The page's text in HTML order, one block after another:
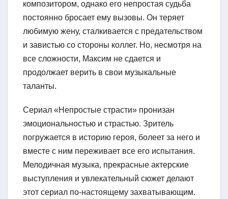
композитором, однако его непростая судьба
постоянно бросает ему вызовы. Он теряет
любимую жену, сталкивается с предательством
и завистью со стороны коллег. Но, несмотря на
все сложности, Максим не сдается и
продолжает верить в свои музыкальные
таланты.
Сериал «Непростые страсти» пронизан
эмоциональностью и страстью. Зритель
погружается в историю героя, болеет за него и
вместе с ним переживает все его испытания.
Мелодичная музыка, прекрасные актерские
выступления и увлекательный сюжет делают
этот сериал по-настоящему захватывающим.